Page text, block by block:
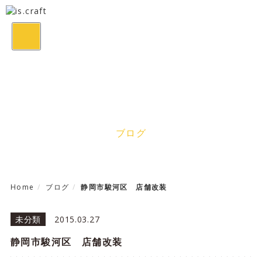
ブログ
Home ブログ 静岡市駿河区 店舗改装
未分類 2015.03.27
静岡市駿河区 店舗改装